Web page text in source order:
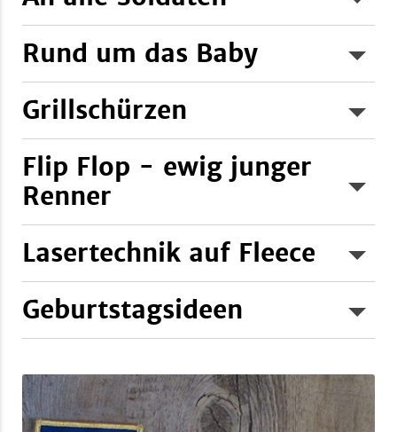
Weiterlesen...
Weiterlesen...
Rund um das Baby
Weiterlesen...
Grillschürzen
Flip Flop - ewig junger
Renner
Lasertechnik auf Fleece
Weiterlesen...
Geburtstagsideen
Weiterlesen...